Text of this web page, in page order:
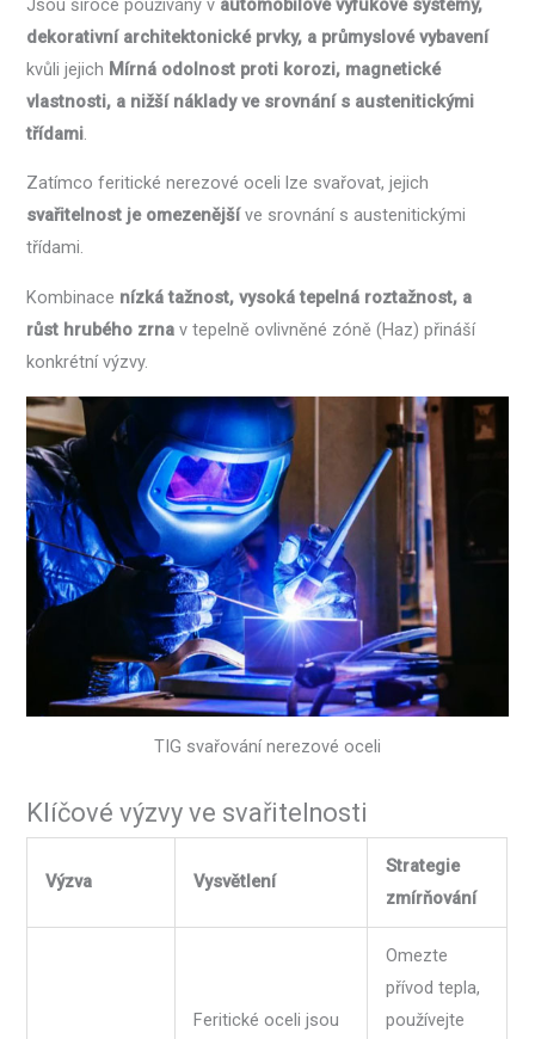
Jsou široce používány v automobilové výfukové systémy,
dekorativní architektonické prvky, a průmyslové vybavení
kvůli jejich Mírná odolnost proti korozi, magnetické
vlastnosti, a nižší náklady ve srovnání s austenitickými
třídami.
Zatímco feritické nerezové oceli lze svařovat, jejich
svařitelnost je omezenějšíve srovnání s austenitickými
třídami.
Kombinace nízká tažnost, vysoká tepelná roztažnost, a
růst hrubého zrna v tepelně ovlivněné zóně (Haz) přináší
konkrétní výzvy.
TIG svařování nerezové oceli
Klíčové výzvy ve svařitelnosti
Výzva Vysvětlení
Strategie
zmírňování
Feritické oceli jsou
Omezte
přívod tepla,
používejte